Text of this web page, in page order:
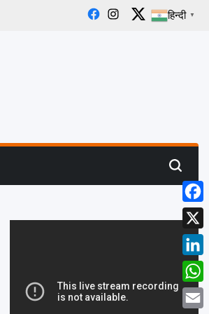
Facebook
Instagram
X हिन्दी ▼
Search
X